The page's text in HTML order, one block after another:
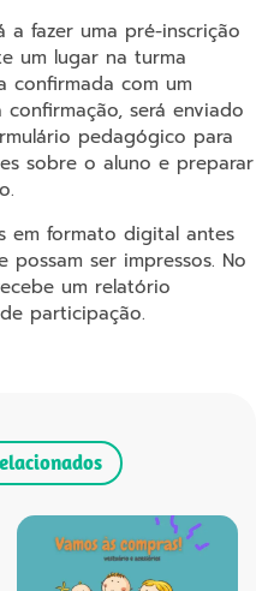
a fazer uma pré-inscrição
um lugar na turma
confirmada com um
será enviado
pedagógico para
sobre o aluno e preparar
em formato digital antes
ser impressos. No
um relatório
participação.